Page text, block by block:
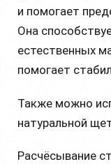
и помогает
Она
естественных
помогает
Также можно
натуральной
Расчёсывание